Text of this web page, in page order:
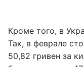
Кроме того, в
Так, в феврале
50,82 гривен за